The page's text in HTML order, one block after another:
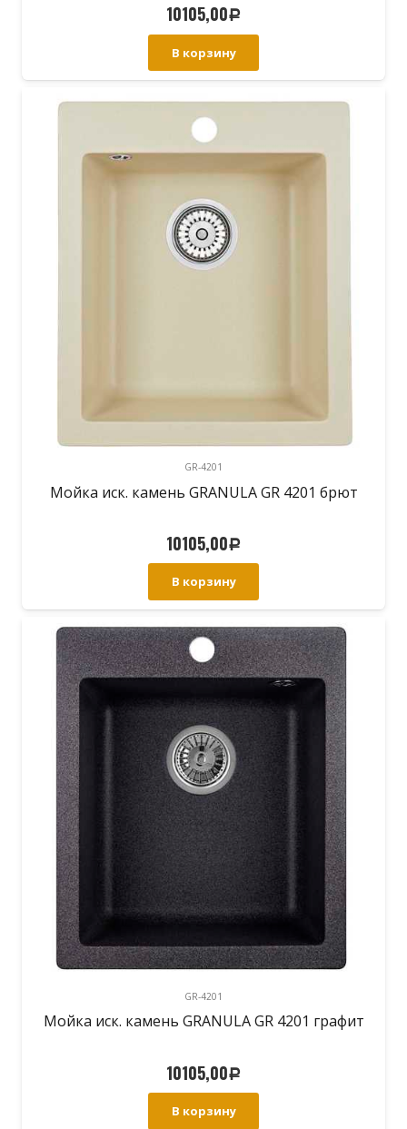
10105,00Р
В корзину
GR-4201
Мойка иск. камень GRANULA GR 4201 брют
10105,00Р
В корзину
GR-4201
Мойка иск. камень GRANULA GR 4201 графит
10105,00Р
В корзину